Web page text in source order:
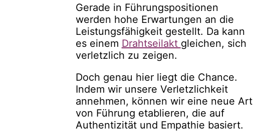
Gerade in Führungspositionen
werden hohe Erwartungen an die
Leistungsfähigkeit gestellt. Da kann
es einem Drahtseilakt gleichen, sich
verletzlich zu zeigen.
Doch genau hier liegt die Chance.
Indem wir unsere Verletzlichkeit
annehmen, können wir eine neue Art
von Führung etablieren, die auf
Authentizität und Empathie basiert.